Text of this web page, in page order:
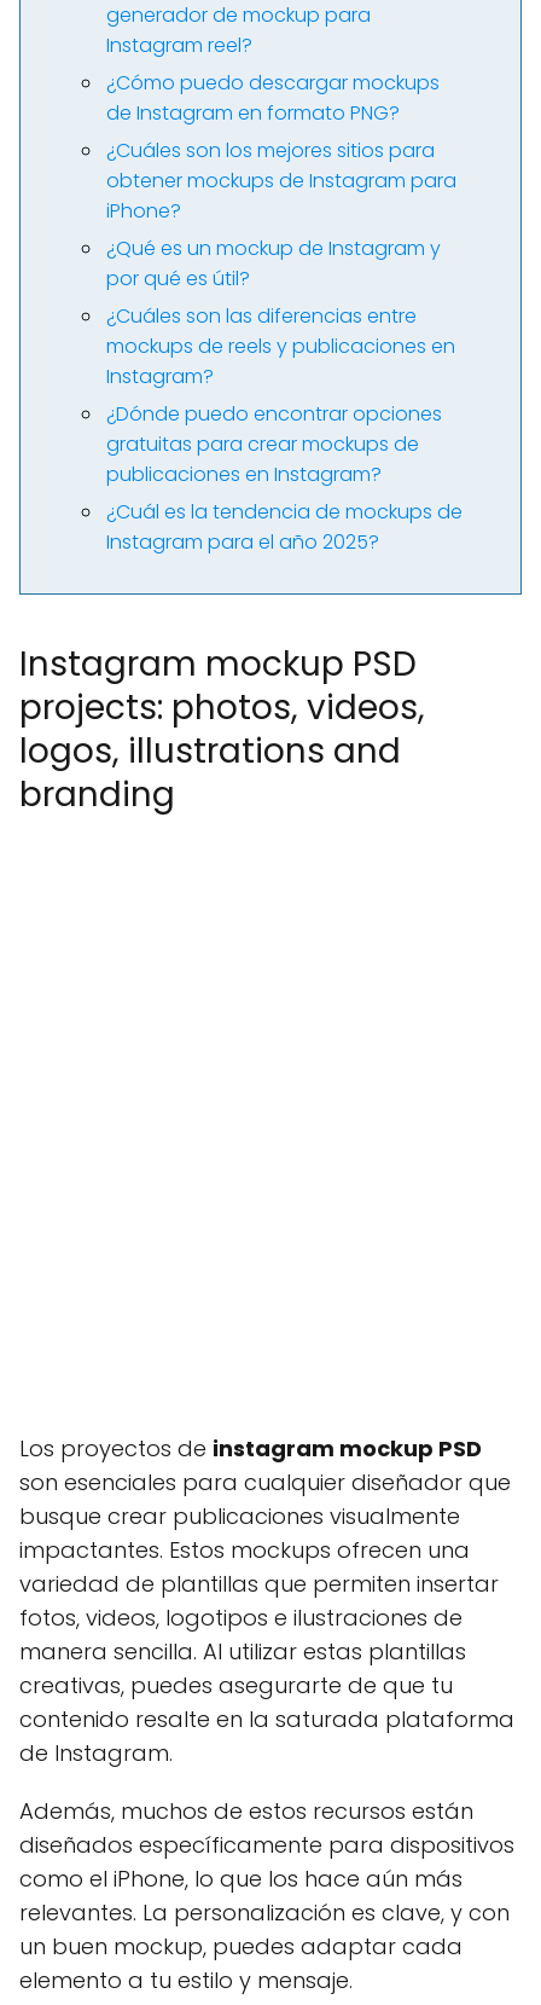
generador de mockup para
Instagram reel?
¿Cómo puedo descargar mockups
de Instagram en formato PNG?
¿Cuáles son los mejores sitios para
obtener mockups de Instagram para
iPhone?
¿Qué es un mockup de Instagram y
por qué es útil?
¿Cuáles son las diferencias entre
mockups de reels y publicaciones en
Instagram?
¿Dónde puedo encontrar opciones
gratuitas para crear mockups de
publicaciones en Instagram?
¿Cuál es la tendencia de mockups de
Instagram para el año 2025?
Instagram mockup PSD
projects: photos, videos,
logos, illustrations and
branding
Los proyectos de instagram mockup PSD
son esenciales para cualquier diseñador que
busque crear publicaciones visualmente
impactantes. Estos mockups ofrecen una
variedad de plantillas que permiten insertar
fotos, videos, logotipos e ilustraciones de
manera sencilla. Al utilizar estas plantillas
creativas, puedes asegurarte de que tu
contenido resalte en la saturada plataforma
de Instagram.
Además, muchos de estos recursos están
diseñados específicamente para dispositivos
como el iPhone, lo que los hace aún más
relevantes. La personalización es clave, y con
un buen mockup, puedes adaptar cada
elemento a tu estilo y mensaje.